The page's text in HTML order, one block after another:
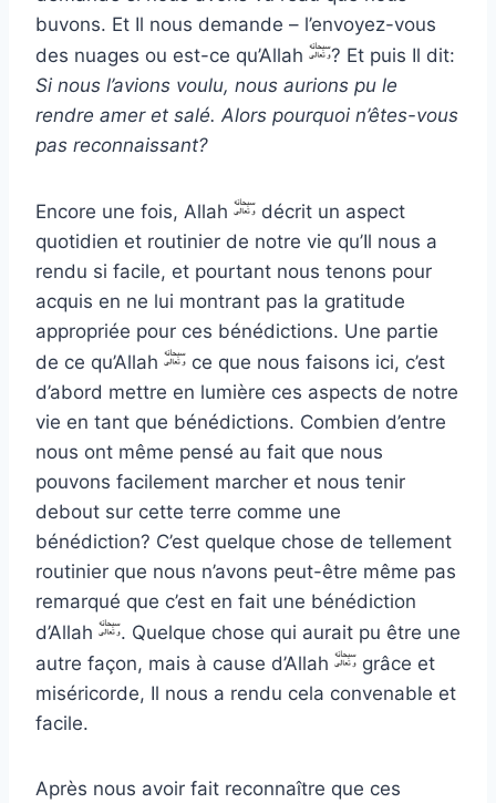
buvons. Et Il nous demande – l’envoyez-vous
des nuages ​​ou est-ce qu’Allah
? Et puis Il dit:
Si nous l’avions voulu, nous aurions pu le
rendre amer et salé. Alors pourquoi n’êtes-vous
pas reconnaissant?
Encore une fois, Allah
décrit un aspect
quotidien et routinier de notre vie qu’Il nous a
rendu si facile, et pourtant nous tenons pour
acquis en ne lui montrant pas la gratitude
appropriée pour ces bénédictions. Une partie
de ce qu’Allah
ce que nous faisons ici, c’est
d’abord mettre en lumière ces aspects de notre
vie en tant que bénédictions. Combien d’entre
nous ont même pensé au fait que nous
pouvons facilement marcher et nous tenir
debout sur cette terre comme une
bénédiction? C’est quelque chose de tellement
routinier que nous n’avons peut-être même pas
remarqué que c’est en fait une bénédiction
d’Allah
. Quelque chose qui aurait pu être une
autre façon, mais à cause d’Allah
grâce et
miséricorde, Il nous a rendu cela convenable et
facile.
Après nous avoir fait reconnaître que ces